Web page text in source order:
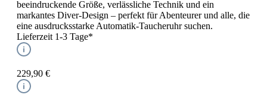
beeindruckende Größe, verlässliche Technik und ein
markantes Diver-Design – perfekt für Abenteurer und alle, die
eine ausdrucksstarke Automatik-Taucheruhr suchen.
Lieferzeit 1-3 Tage*
229,90 €